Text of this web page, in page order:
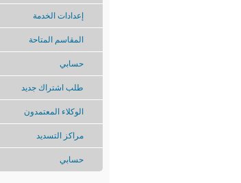
إعدادات الخدمة
المقاسم المتاحة
حسابي
طلب اشتراك جديد
الوكلاء المعتمدون
مراكز التسديد
حسابي